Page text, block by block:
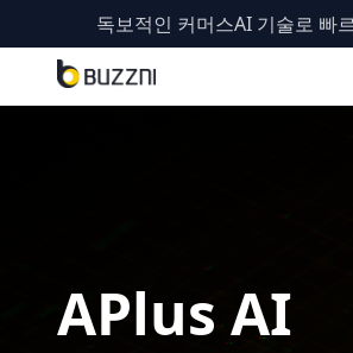
독보적인 커머스AI 기술로 빠르게
APlus AI